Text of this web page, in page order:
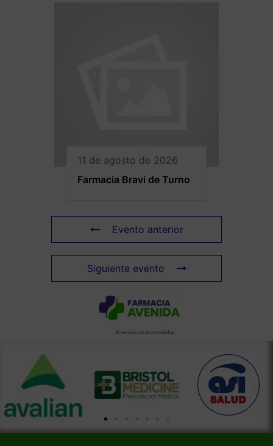
11 de agosto de 2026
Farmacia Bravi de Turno
Evento anterior
Siguiente evento
Al servicio de la comunidad